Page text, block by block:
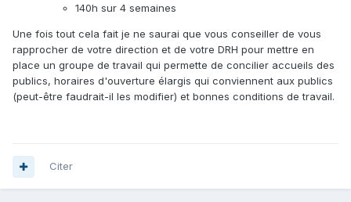
140h sur 4 semaines
Une fois tout cela fait je ne saurai que vous conseiller de vous
rapprocher de votre direction et de votre DRH pour mettre en
place un groupe de travail qui permette de concilier accueils des
publics, horaires d'ouverture élargis qui conviennent aux publics
(peut-être faudrait-il les modifier) et bonnes conditions de travail.
Citer